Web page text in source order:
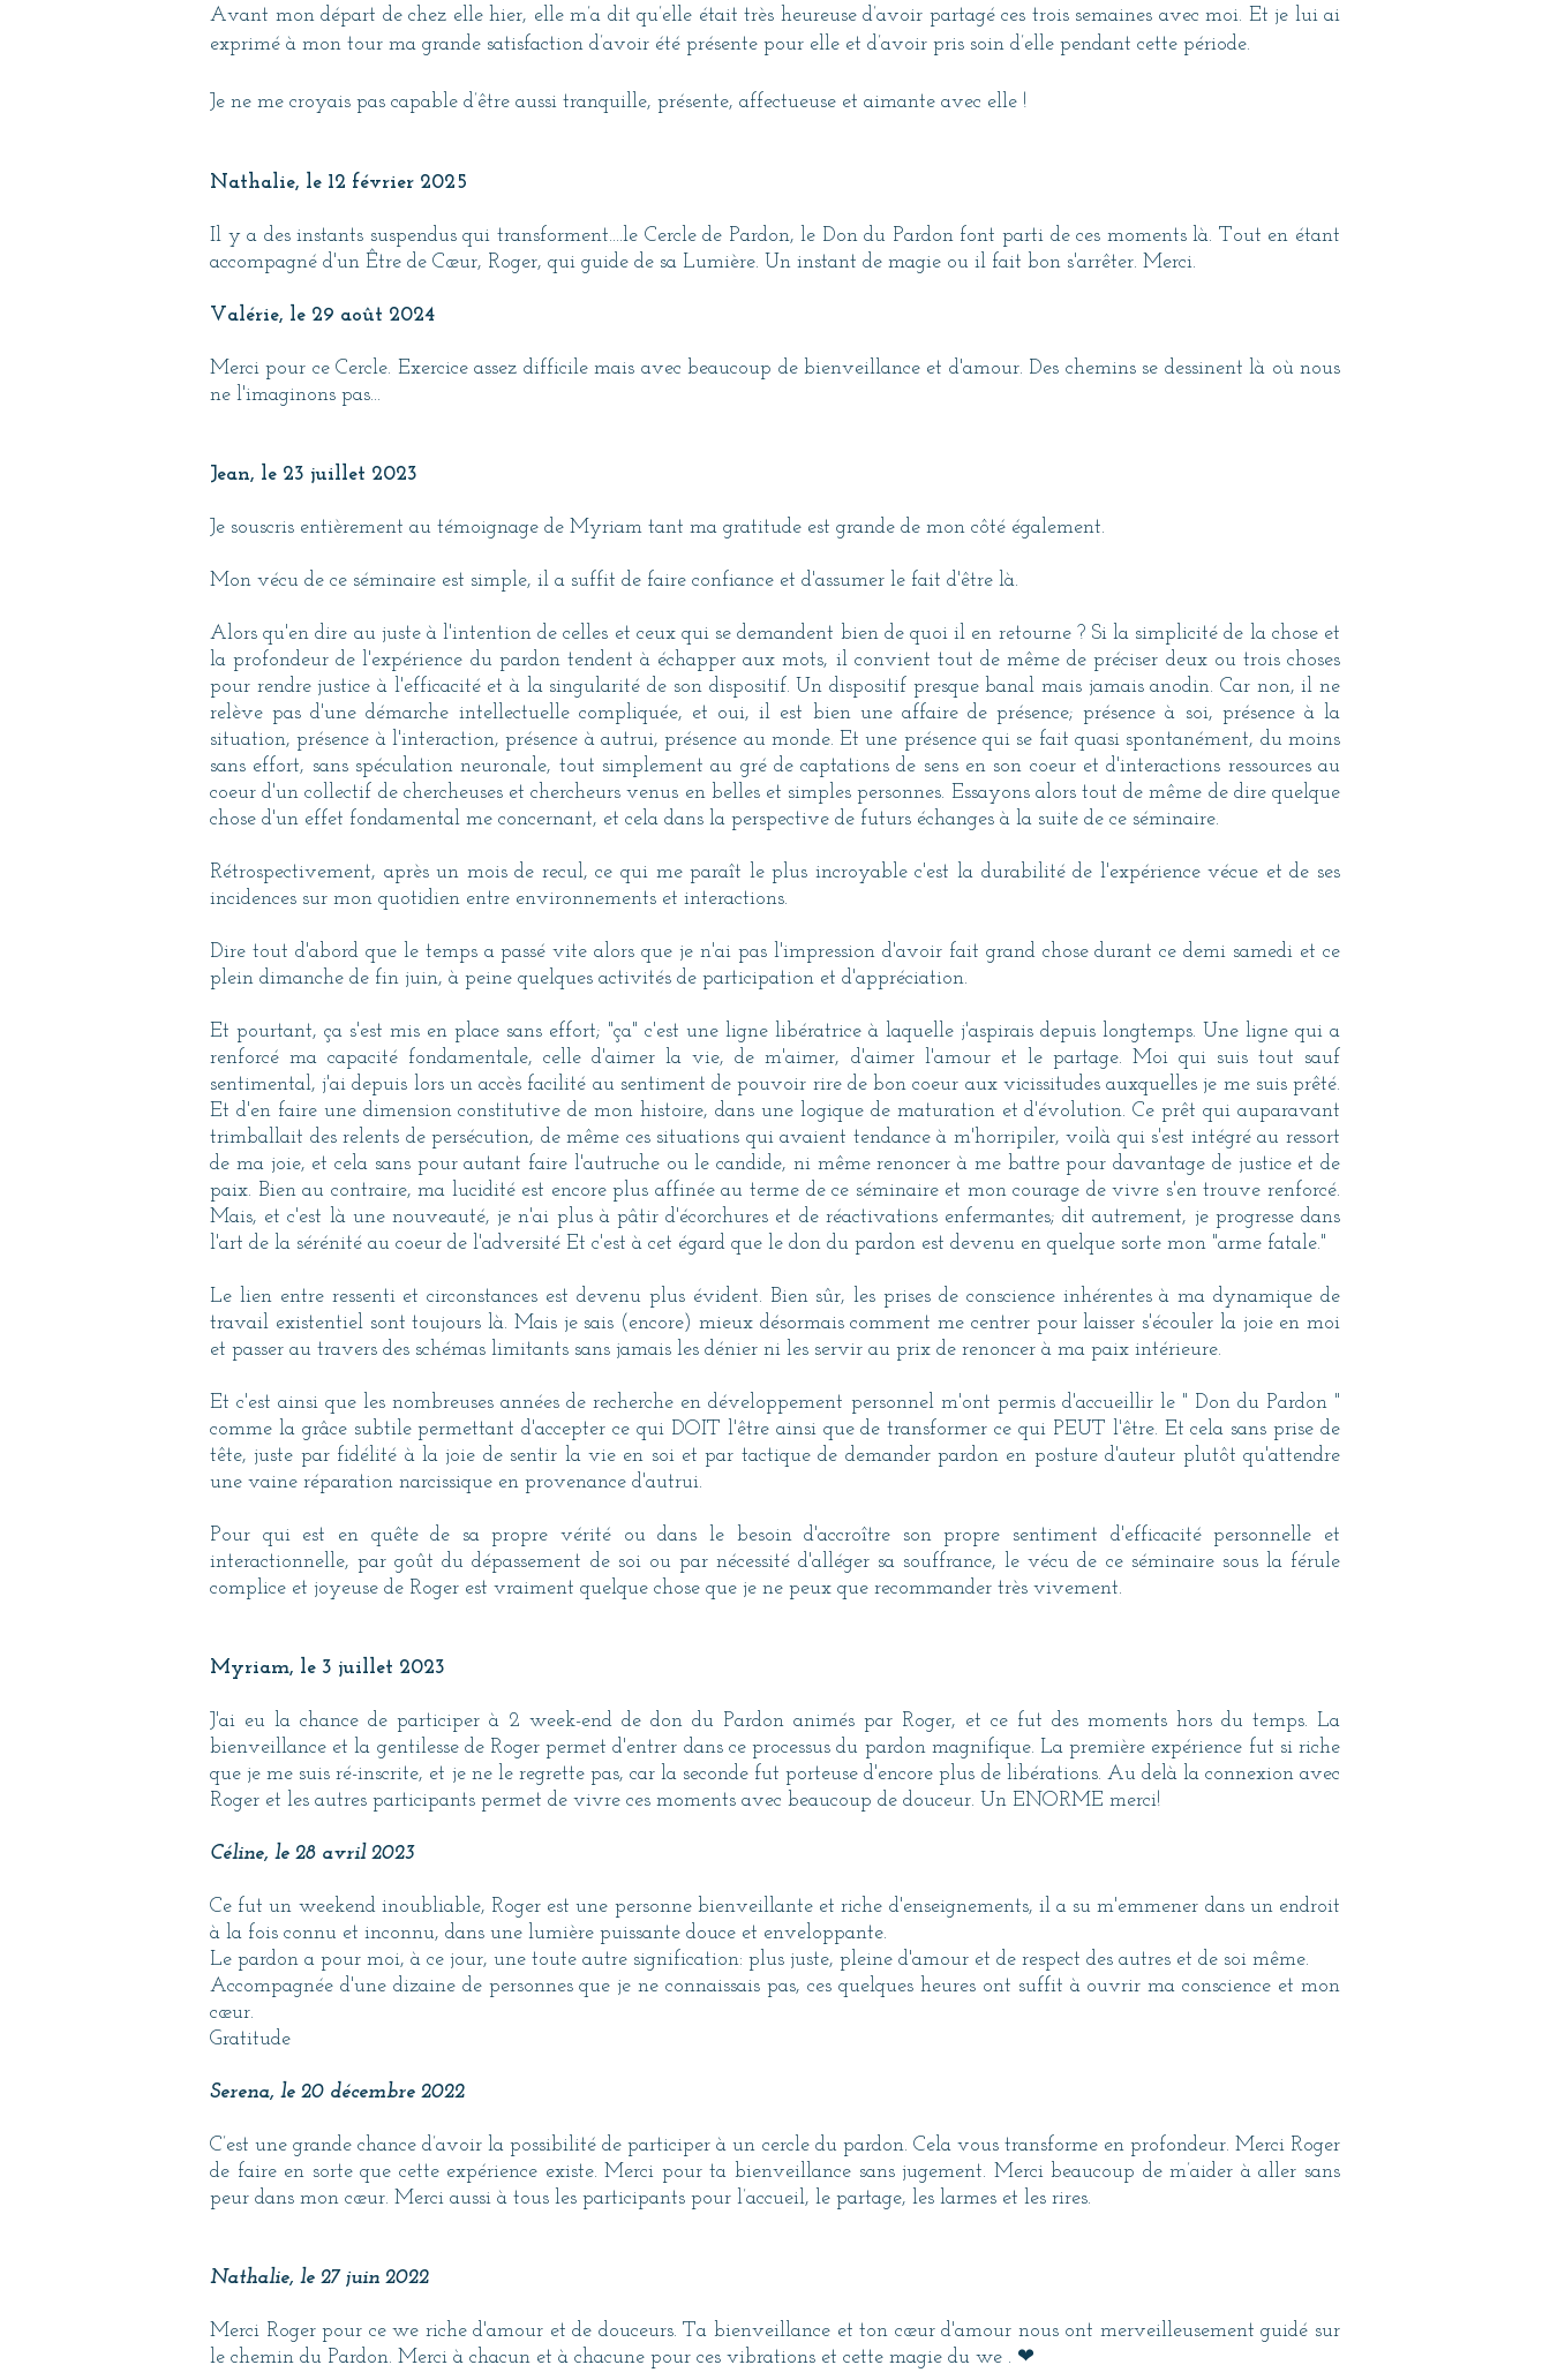
Avant mon départ de chez elle hier, elle m’a dit qu’elle était très heureuse d’avoir partagé ces trois semaines avec moi. Et je lui ai
exprimé à mon tour ma grande satisfaction d’avoir été présente pour elle et d’avoir pris soin d’elle pendant cette période.
Je ne me croyais pas capable d’être aussi tranquille, présente, affectueuse et aimante avec elle !
Nathalie, le 12 février 2025
Il y a des instants suspendus qui transforment....le Cercle de Pardon, le Don du Pardon font parti de ces moments là. Tout en étant
accompagné d'un Être de Cœur, Roger, qui guide de sa Lumière. Un instant de magie ou il fait bon s'arrêter. Merci.
Valérie, le 29 août 2024
Merci pour ce Cercle. Exercice assez difficile mais avec beaucoup de bienveillance et d'amour. Des chemins se dessinent là où nous
ne l'imaginons pas...
Jean, le 23 juillet 2023
Je souscris entièrement au témoignage de Myriam tant ma gratitude est grande de mon côté également.
Mon vécu de ce séminaire est simple, il a suffit de faire confiance et d'assumer le fait d'être là.
Alors qu'en dire au juste à l'intention de celles et ceux qui se demandent bien de quoi il en retourne ? Si la simplicité de la chose et
la profondeur de l'expérience du pardon tendent à échapper aux mots, il convient tout de même de préciser deux ou trois choses
pour rendre justice à l'efficacité et à la singularité de son dispositif. Un dispositif presque banal mais jamais anodin. Car non, il ne
relève pas d'une démarche intellectuelle compliquée, et oui, il est bien une affaire de présence; présence à soi, présence à la
situation, présence à l'interaction, présence à autrui, présence au monde. Et une présence qui se fait quasi spontanément, du moins
sans effort, sans spéculation neuronale, tout simplement au gré de captations de sens en son coeur et d'interactions ressources au
coeur d'un collectif de chercheuses et chercheurs venus en belles et simples personnes. Essayons alors tout de même de dire quelque
chose d'un effet fondamental me concernant, et cela dans la perspective de futurs échanges à la suite de ce séminaire.
Rétrospectivement, après un mois de recul, ce qui me paraît le plus incroyable c'est la durabilité de l'expérience vécue et de ses
incidences sur mon quotidien entre environnements et interactions.
Dire tout d'abord que le temps a passé vite alors que je n'ai pas l'impression d'avoir fait grand chose durant ce demi samedi et ce
plein dimanche de fin juin, à peine quelques activités de participation et d'appréciation.
Et pourtant, ça s'est mis en place sans effort; "ça" c'est une ligne libératrice à laquelle j'aspirais depuis longtemps. Une ligne qui a
renforcé ma capacité fondamentale, celle d'aimer la vie, de m'aimer, d'aimer l'amour et le partage. Moi qui suis tout sauf
sentimental, j'ai depuis lors un accès facilité au sentiment de pouvoir rire de bon coeur aux vicissitudes auxquelles je me suis prêté.
Et d'en faire une dimension constitutive de mon histoire, dans une logique de maturation et d'évolution. Ce prêt qui auparavant
trimballait des relents de persécution, de même ces situations qui avaient tendance à m'horripiler, voilà qui s'est intégré au ressort
de ma joie, et cela sans pour autant faire l'autruche ou le candide, ni même renoncer à me battre pour davantage de justice et de
paix. Bien au contraire, ma lucidité est encore plus affinée au terme de ce séminaire et mon courage de vivre s'en trouve renforcé.
Mais, et c'est là une nouveauté, je n'ai plus à pâtir d'écorchures et de réactivations enfermantes; dit autrement, je progresse dans
l'art de la sérénité au coeur de l'adversité Et c'est à cet égard que le don du pardon est devenu en quelque sorte mon "arme fatale."
Le lien entre ressenti et circonstances est devenu plus évident. Bien sûr, les prises de conscience inhérentes à ma dynamique de
travail existentiel sont toujours là. Mais je sais (encore) mieux désormais comment me centrer pour laisser s'écouler la joie en moi
et passer au travers des schémas limitants sans jamais les dénier ni les servir au prix de renoncer à ma paix intérieure.
Et c'est ainsi que les nombreuses années de recherche en développement personnel m'ont permis d'accueillir le " Don du Pardon "
comme la grâce subtile permettant d'accepter ce qui DOIT l'être ainsi que de transformer ce qui PEUT l'être. Et cela sans prise de
tête, juste par fidélité à la joie de sentir la vie en soi et par tactique de demander pardon en posture d'auteur plutôt qu'attendre
une vaine réparation narcissique en provenance d'autrui.
Pour qui est en quête de sa propre vérité ou dans le besoin d'accroître son propre sentiment d'efficacité personnelle et
interactionnelle, par goût du dépassement de soi ou par nécessité d'alléger sa souffrance, le vécu de ce séminaire sous la férule
complice et joyeuse de Roger est vraiment quelque chose que je ne peux que recommander très vivement.
Myriam, le 3 juillet 2023
J'ai eu la chance de participer à 2 week-end de don du Pardon animés par Roger, et ce fut des moments hors du temps. La
bienveillance et la gentilesse de Roger permet d'entrer dans ce processus du pardon magnifique. La première expérience fut si riche
que je me suis ré-inscrite, et je ne le regrette pas, car la seconde fut porteuse d'encore plus de libérations. Au delà la connexion avec
Roger et les autres participants permet de vivre ces moments avec beaucoup de douceur. Un ENORME merci!
Céline, le 28 avril 2023
Ce fut un weekend inoubliable, Roger est une personne bienveillante et riche d'enseignements, il a su m'emmener dans un endroit
à la fois connu et inconnu, dans une lumière puissante douce et enveloppante.
Le pardon a pour moi, à ce jour, une toute autre signification: plus juste, pleine d'amour et de respect des autres et de soi même.
Accompagnée d'une dizaine de personnes que je ne connaissais pas, ces quelques heures ont suffit à ouvrir ma conscience et mon
cœur.
Gratitude
Serena, le 20 décembre 2022
C’est une grande chance d’avoir la possibilité de participer à un cercle du pardon. Cela vous transforme en profondeur. Merci Roger
de faire en sorte que cette expérience existe. Merci pour ta bienveillance sans jugement. Merci beaucoup de m’aider à aller sans
peur dans mon cœur. Merci aussi à tous les participants pour l’accueil, le partage, les larmes et les rires.
Nathalie, le 27 juin 2022
Merci Roger pour ce we riche d'amour et de douceurs. Ta bienveillance et ton cœur d'amour nous ont merveilleusement guidé sur
le chemin du Pardon. Merci à chacun et à chacune pour ces vibrations et cette magie du we . ❤